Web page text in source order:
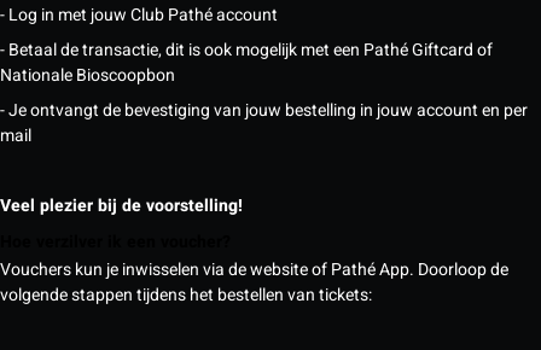
- Log in met jouw Club Pathé account
- Betaal de transactie, dit is ook mogelijk met een Pathé Giftcard of
Nationale Bioscoopbon
- Je ontvangt de bevestiging van jouw bestelling in jouw account en per
mail
Veel plezier bij de voorstelling!
Vouchers kun je inwisselen via de website of Pathé App. Doorloop de
volgende stappen tijdens het bestellen van tickets: